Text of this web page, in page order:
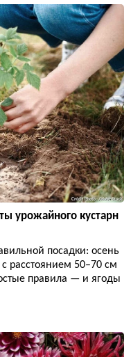
урожайного кустарн
посадки: осень
расстоянием 50–70 см
правила — и ягоды